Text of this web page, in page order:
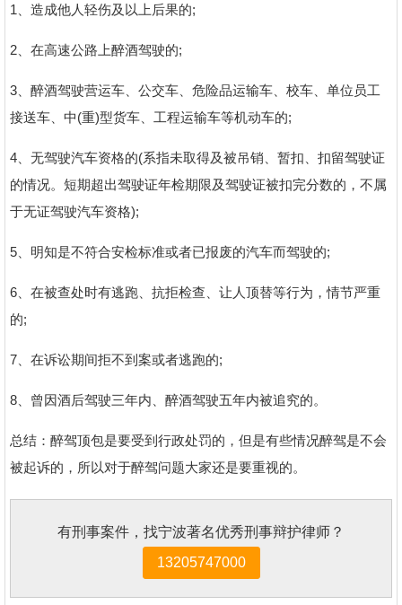
1、造成他人轻伤及以上后果的;
2、在高速公路上醉酒驾驶的;
3、醉酒驾驶营运车、公交车、危险品运输车、校车、单位员工
接送车、中(重)型货车、工程运输车等机动车的;
4、无驾驶汽车资格的(系指未取得及被吊销、暂扣、扣留驾驶证
的情况。短期超出驾驶证年检期限及驾驶证被扣完分数的，不属
于无证驾驶汽车资格);
5、明知是不符合安检标准或者已报废的汽车而驾驶的;
6、在被查处时有逃跑、抗拒检查、让人顶替等行为，情节严重
的;
7、在诉讼期间拒不到案或者逃跑的;
8、曾因酒后驾驶三年内、醉酒驾驶五年内被追究的。
总结：醉驾顶包是要受到行政处罚的，但是有些情况醉驾是不会
被起诉的，所以对于醉驾问题大家还是要重视的。
有刑事案件，找宁波著名优秀刑事辩护律师？
13205747000